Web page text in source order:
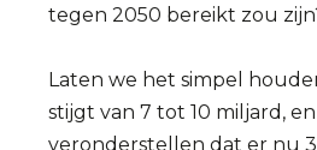
tegen 2050 bereikt zou
Laten we het simpel
stijgt van 7 tot 10 miljard,
veronderstellen dat er nu